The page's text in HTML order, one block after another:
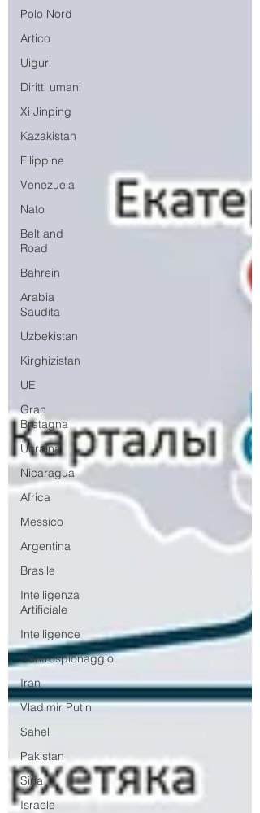
Polo Nord
Artico
Uiguri
Diritti umani
Xi Jinping
Kazakistan
Filippine
Venezuela
Nato
Belt and
Road
Bahrein
Arabia
Saudita
Uzbekistan
Kirghizistan
UE
Gran
Bretagna
Ucraina
Nicaragua
Africa
Messico
Argentina
Brasile
Intelligenza
Artificiale
Intelligence
Controspionaggio
Iran
Vladimir Putin
Sahel
Pakistan
Siria
Israele